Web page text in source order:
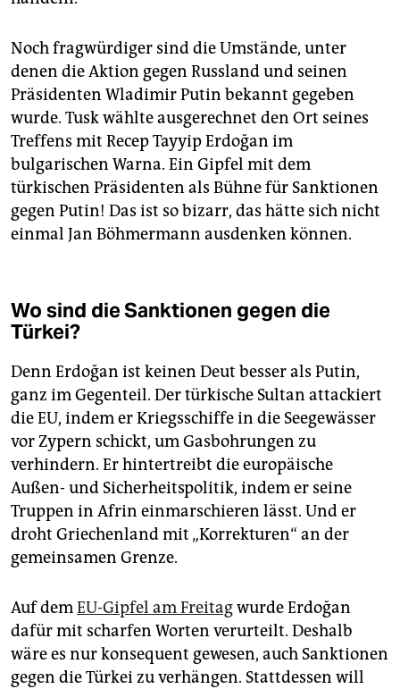
Noch fragwürdiger sind die Umstände, unter
denen die Aktion gegen Russland und seinen
Präsidenten Wladimir Putin bekannt gegeben
wurde. Tusk wählte ausgerechnet den Ort seines
Treffens mit Recep Tayyip Erdoğan im
bulgarischen Warna. Ein Gipfel mit dem
türkischen Präsidenten als Bühne für Sanktionen
gegen Putin! Das ist so bizarr, das hätte sich nicht
einmal Jan Böhmermann ausdenken können.
Wo sind die Sanktionen gegen die
Türkei?
Denn Erdoğan ist keinen Deut besser als Putin,
ganz im Gegenteil. Der türkische Sultan attackiert
die EU, indem er Kriegsschiffe in die Seegewässer
vor Zypern schickt, um Gasbohrungen zu
verhindern. Er hintertreibt die europäische
Außen- und Sicherheitspolitik, indem er seine
Truppen in Afrin einmarschieren lässt. Und er
droht Griechenland mit „Korrekturen“ an der
gemeinsamen Grenze.
Auf demEU-Gipfel am Freitagwurde Erdoğan
dafür mit scharfen Worten verurteilt. Deshalb
wäre es nur konsequent gewesen, auch Sanktionen
gegen die Türkei zu verhängen. Stattdessen will